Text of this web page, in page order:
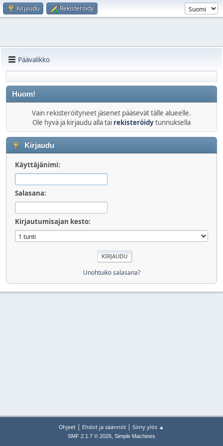
Kirjaudu Rekisteröidy
Päävalikko
Huom!
Vain rekisteröityneet jäsenet pääsevät tälle alueelle.
Ole hyvä ja kirjaudu alla tai rekisteröidytunnuksella
Kirjaudu
Käyttäjänimi:
Salasana:
Kirjautumisajan kesto:
Unohtuiko salasana?
Ohjeet | Ehdot ja säännöt | Siirry ylös ▲
SMF 2.1.7 © 2026, Simple Machines